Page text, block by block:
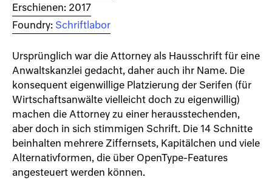
Erschienen: 2017
Foundry: Schriftlabor
Ursprünglich war die Attorney als Hausschrift für eine
Anwaltskanzlei gedacht, daher auch ihr Name. Die
konsequent eigenwillige Platzierung der Serifen (für
Wirtschaftsanwälte vielleicht doch zu eigenwillig)
machen die Attorney zu einer herausstechenden,
aber doch in sich stimmigen Schrift. Die 14 Schnitte
beinhalten mehrere Ziffernsets, Kapitälchen und viele
Alternativformen, die über OpenType-Features
angesteuert werden können.